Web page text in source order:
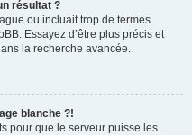
résultat ?
ou incluait trop de termes
Essayez d’être plus précis et
la recherche avancée.
blanche ?!
pour que le serveur puisse les